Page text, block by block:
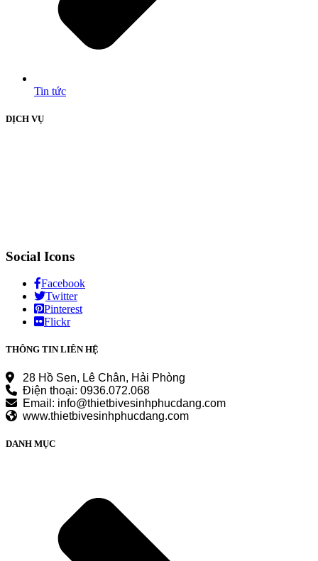
Tin tức
DỊCH VỤ
Social Icons
Facebook
Twitter
Pinterest
Flickr
THÔNG TIN LIÊN HỆ
28 Hồ Sen, Lê Chân, Hải Phòng
Điện thoại: 0936.072.068
Email: info@thietbivesinhphucdang.com
www.thietbivesinhphucdang.com
DANH MỤC